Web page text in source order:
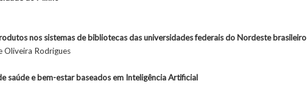
nos sistemas de bibliotecas das universidades federais do Nordeste brasileiro
Oliveira Rodrigues
saúde e bem-estar baseados em Inteligência Artificial